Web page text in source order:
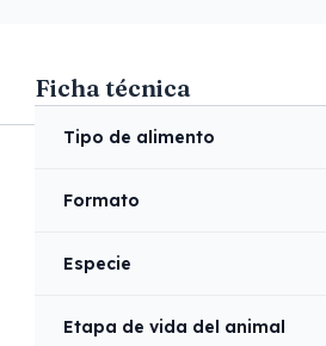
Ficha técnica
Tipo de alimento
Formato
Especie
Etapa de vida del animal